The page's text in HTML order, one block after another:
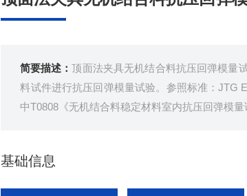
简要描述：顶面法夹具无机结合料抗压回弹模量
料试件进行抗压回弹模量试验。参照标准：JTG
中T0808《无机结合料稳定材料室内抗压回弹模量
基础信息